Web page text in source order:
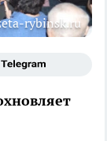
rybinsk.ru